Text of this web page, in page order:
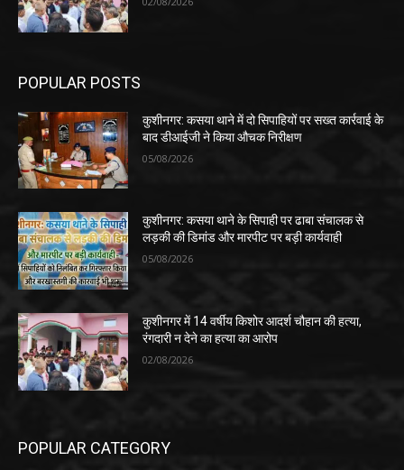
POPULAR POSTS
कुशीनगर: कसया थाने में दो सिपाहियों पर सख्त कार्रवाई के
बाद डीआईजी ने किया औचक निरीक्षण
05/08/2026
कुशीनगर: कसया थाने के सिपाही पर ढाबा संचालक से
लड़की की डिमांड और मारपीट पर बड़ी कार्यवाही
05/08/2026
कुशीनगर में 14 वर्षीय किशोर आदर्श चौहान की हत्या,
रंगदारी न देने का हत्या का आरोप
02/08/2026
POPULAR CATEGORY